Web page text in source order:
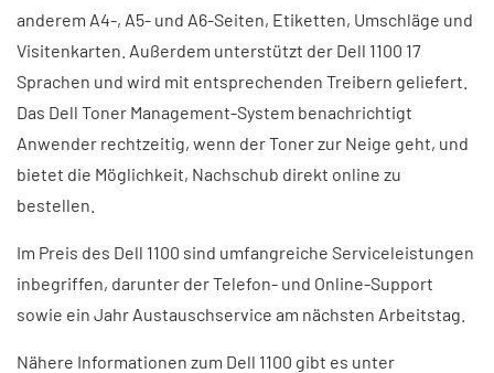
anderem A4-, A5- und A6-Seiten, Etiketten, Umschläge und
Visitenkarten. Außerdem unterstützt der Dell 1100 17
Sprachen und wird mit entsprechenden Treibern geliefert.
Das Dell Toner Management-System benachrichtigt
Anwender rechtzeitig, wenn der Toner zur Neige geht, und
bietet die Möglichkeit, Nachschub direkt online zu
bestellen.
Im Preis des Dell 1100 sind umfangreiche Serviceleistungen
inbegriffen, darunter der Telefon- und Online-Support
sowie ein Jahr Austauschservice am nächsten Arbeitstag.
Nähere Informationen zum Dell 1100 gibt es unter